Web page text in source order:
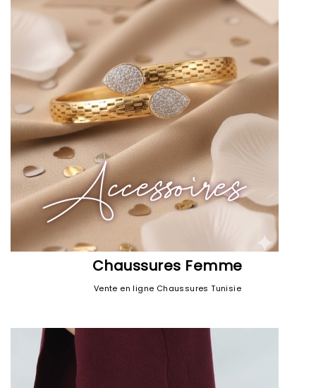
Chaussures Femme
Vente en ligne Chaussures Tunisie